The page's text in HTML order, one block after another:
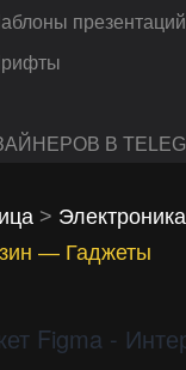
В
> Электроника
— Гаджеты